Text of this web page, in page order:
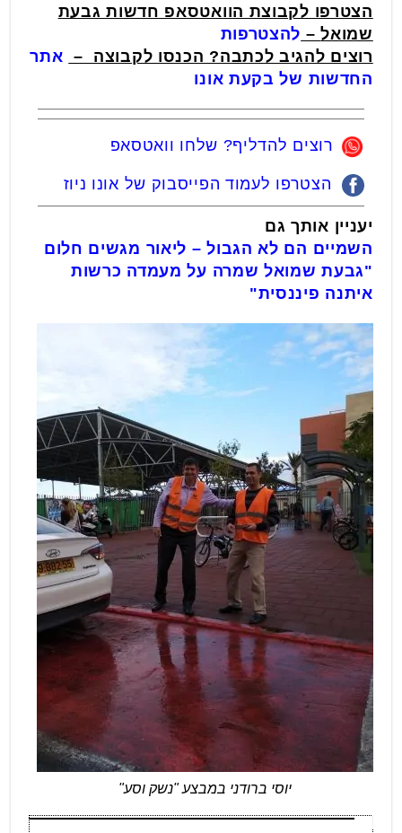
הצטרפו לקבוצת הוואטסאפ חדשות גבעת
שמואל– להצטרפות
רוצים להגיב לכתבה? הכנסו לקבוצה – אתר
החדשות של בקעת אונו
רוצים להדליף? שלחו וואטסאפ
הצטרפו לעמוד הפייסבוק של אונו ניוז
יעניין אותך גם
השמיים הם לא הגבול – ליאור מגשים חלום
"גבעת שמואל שמרה על מעמדה כרשות
איתנה פיננסית"
יוסי ברודני במבצע "נשק וסע"